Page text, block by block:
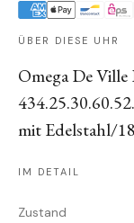
ÜBER DIESE UHR
Omega De
mit Edelstahl/
IM DETAIL
Zustand